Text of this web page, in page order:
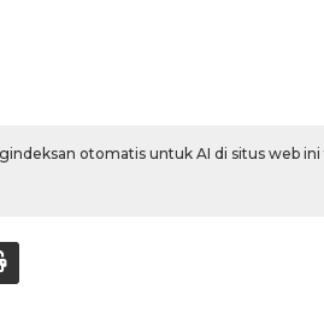
otomatis untuk AI di situs web ini